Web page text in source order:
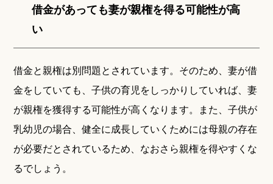
借金があっても妻が親権を得る可能性が高
い
借金と親権は別問題とされています。そのため、妻が借
金をしていても、子供の育児をしっかりしていれば、妻
が親権を獲得する可能性が高くなります。また、子供が
乳幼児の場合、健全に成長していくためには母親の存在
が必要だとされているため、なおさら親権を得やすくな
るでしょう。